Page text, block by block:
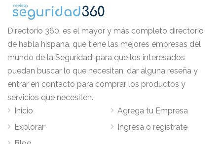
Directorio 360, es el mayor y más completo directorio
de habla hispana, que tiene las mejores empresas del
mundo de la Seguridad, para que los interesados
puedan buscar lo que necesitan, dar alguna reseña y
entrar en contacto para comprar los productos y
servicios que necesiten.
Inicio
Explorar
Agrega tu Empresa
Ingresa o regístrate